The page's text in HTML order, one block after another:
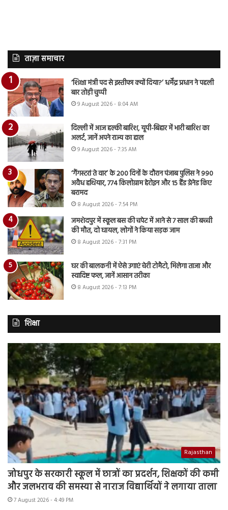
ताज़ा समाचार
‘शिक्षा मंत्री पद से इस्तीफा क्यों दिया?’ धर्मेंद्र प्रधान ने पहली
बार तोड़ी चुप्पी
9 August 2026 - 8:04 AM
दिल्ली में आज हल्की बारिश, यूपी-बिहार में भारी बारिश का
अलर्ट, जानें अपने राज्य का हाल
9 August 2026 - 7:35 AM
‘गैंगस्टरां ते वार’ के 200 दिनों के दौरान पंजाब पुलिस ने 990
अवैध हथियार, 774 किलोग्राम हेरोइन और 15 हैंड ग्रेनेड किए
बरामद
8 August 2026 - 7:54 PM
जमशेदपुर में स्कूल बस की चपेट में आने से 7 साल की बच्ची
की मौत, दो घायल, लोगों ने किया सड़क जाम
8 August 2026 - 7:31 PM
घर की बालकनी में ऐसे उगाएं चेरी टोमैटो, मिलेगा ताजा और
स्वादिष्ट फल, जानें आसान तरीका
8 August 2026 - 7:13 PM
शिक्षा
Rajasthan
जोधपुर के सरकारी स्कूल में छात्रों का प्रदर्शन, शिक्षकों की कमी
और जलभराव की समस्या से नाराज विद्यार्थियों ने लगाया ताला
7 August 2026 - 4:49 PM